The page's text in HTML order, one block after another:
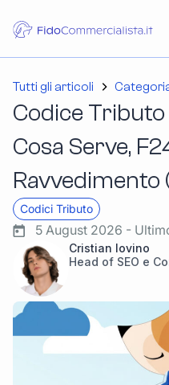
Tutti gli articoli
Codice Tributo
Cosa Serve,
Ravvedimento
Codici Tributo
5 August 2026 -
Cristian Iovino
Head of SEO e